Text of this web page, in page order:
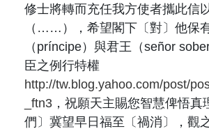
修士將轉而充任我方使者攜此信
（……），希望閣下〔對〕他保
（ príncipe）與君王（señor
臣之例行特權
http://tw.blog.yahoo.com/post/
_ftn3 ，祝願天主賜您智慧俾悟真
們〕冀望早日福至〔禍消〕，觀之